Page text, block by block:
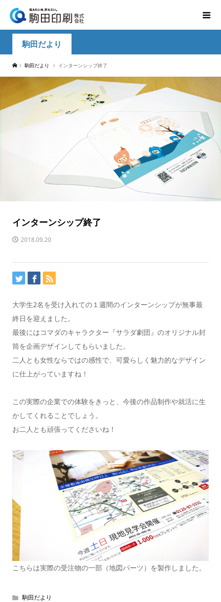
駒田だより
駒田だより インターンシップ終了
インターンシップ終了
2018.09.20
大学生2名を受け入れての１週間のインターンシップが無事最
終日を迎えました。
最後にはコマダのキャラクター『サラダ劇団』のオリジナル封
筒を企画デザインしてもらいました。
二人とも女性ならではの感性で、可愛らしく魅力的なデザイン
に仕上がっていますね！
この実際の企業での体験をきっと、今後の作品制作や就活に生
かしてくれることでしょう。
お二人とも頑張ってくださいね！
こちらは実際の受注物の一部（地図パーツ）を製作しました。
駒田だより